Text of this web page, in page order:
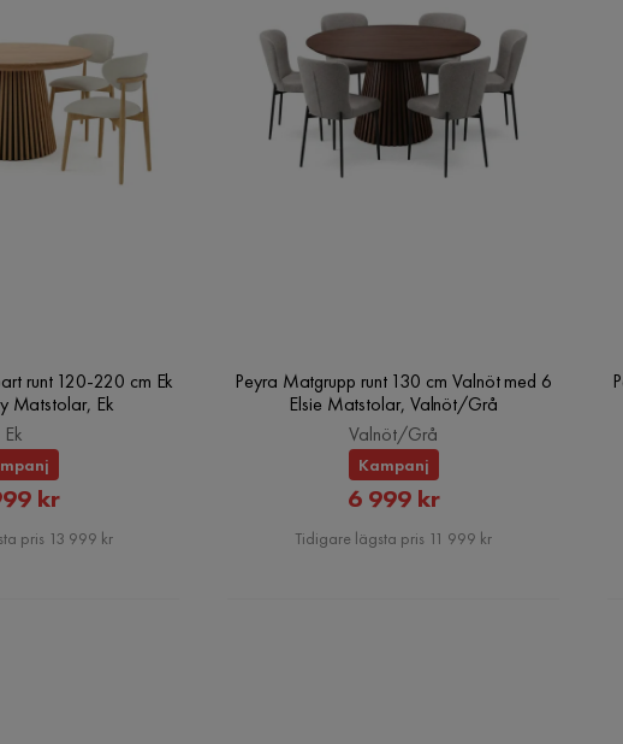
runt 120-220 cm Ek
Matstolar, Ek
Ek
Rabatterat
Pris
kr
pris 13 999 kr
Peyra Matgrupp runt 130 cm Valnöt med 6
Elsie Matstolar, Valnöt/Grå
Valnöt/Grå
Kampanj
Rabatterat
Pris
6 999 kr
Tidigare lägsta pris 11 999 kr